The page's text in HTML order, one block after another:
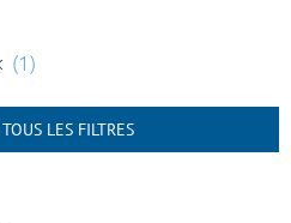
(1)
LES FILTRES